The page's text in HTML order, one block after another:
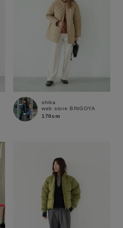
LADIES
shika
web store BINGOYA
170cm